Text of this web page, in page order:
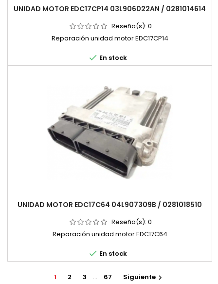
UNIDAD MOTOR EDC17CP14 03L906022AN / 0281014614
Reseña(s): 0
Reparación unidad motor EDC17CP14
 En stock
UNIDAD MOTOR EDC17C64 04L907309B / 0281018510
Reseña(s): 0
Reparación unidad motor EDC17C64
 En stock
1 2 3 … 67 Siguiente